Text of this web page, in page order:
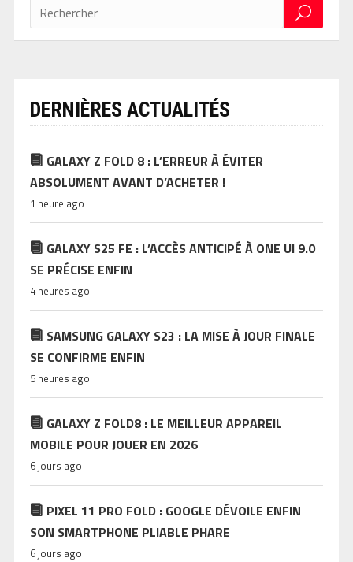
DERNIÈRES ACTUALITÉS
GALAXY Z FOLD 8 : L’ERREUR À ÉVITER
ABSOLUMENT AVANT D’ACHETER !
1 heure ago
GALAXY S25 FE : L’ACCÈS ANTICIPÉ À ONE UI 9.0
SE PRÉCISE ENFIN
4 heures ago
SAMSUNG GALAXY S23 : LA MISE À JOUR FINALE
SE CONFIRME ENFIN
5 heures ago
GALAXY Z FOLD8 : LE MEILLEUR APPAREIL
MOBILE POUR JOUER EN 2026
6 jours ago
PIXEL 11 PRO FOLD : GOOGLE DÉVOILE ENFIN
SON SMARTPHONE PLIABLE PHARE
6 jours ago